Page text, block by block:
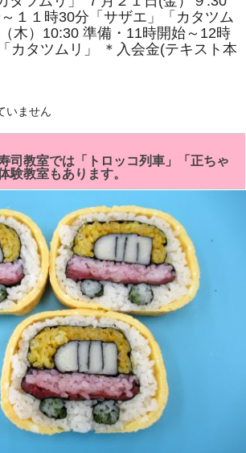
１１時30分「サザエ」「カタツム
木）10:30 準備・11時開始～12時
カタツムリ」 ＊入会金(テキスト本
いません
司教室では「トロッコ列車」「正ちゃ
験教室もあります。